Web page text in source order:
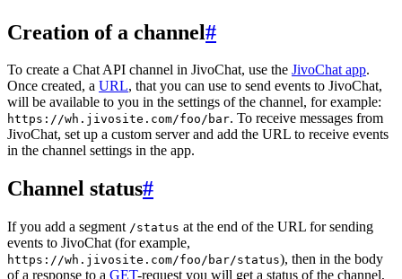
Creation of a channel#
To create a Chat API channel in JivoChat, use the JivoChat app.
Once created, a URL, that you can use to send events to JivoChat,
will be available to you in the settings of the channel, for example:
https://wh.jivosite.com/foo/bar. To receive messages from
JivoChat, set up a custom server and add the URL to receive events
in the channel settings in the app.
Channel status#
If you add a segment /status at the end of the URL for sending
events to JivoChat (for example,
https://wh.jivosite.com/foo/bar/status), then in the body
of a response to a GET-request you will get a status of the channel,